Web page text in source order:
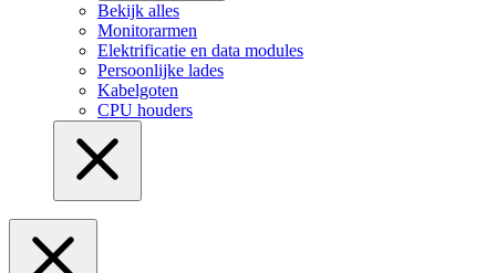
Bekijk alles
Monitorarmen
Elektrificatie en data modules
Persoonlijke lades
Kabelgoten
CPU houders